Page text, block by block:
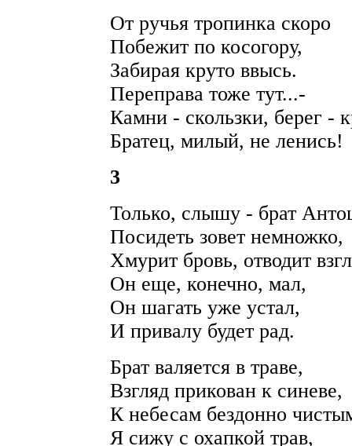
От ручья тропинка скоро
Побежит по косогору,
Забирая круто ввысь.
Переправа тоже тут...-
Камни - скользки, берег -
Братец, милый, не ленись!
3
Только, слышу - брат
Посидеть зовет немножко,
Хмурит бровь, отводит
Он еще, конечно, мал,
Он шагать уже устал,
И привалу будет рад.
Брат валяется в траве,
Взгляд прикован к синеве,
К небесам бездонно
Я сижу с охапкой трав,